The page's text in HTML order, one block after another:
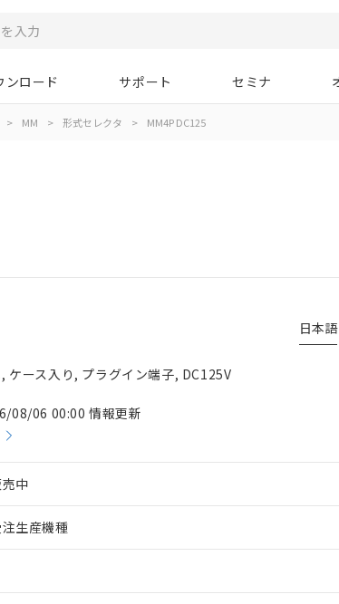
ンロード サポート セミナ
> MM > 形式セレクタ > MM4P DC125
日本語
ケース入り, プラグイン端子, DC125V
08/06 00:00 情報更新
中
生産機種